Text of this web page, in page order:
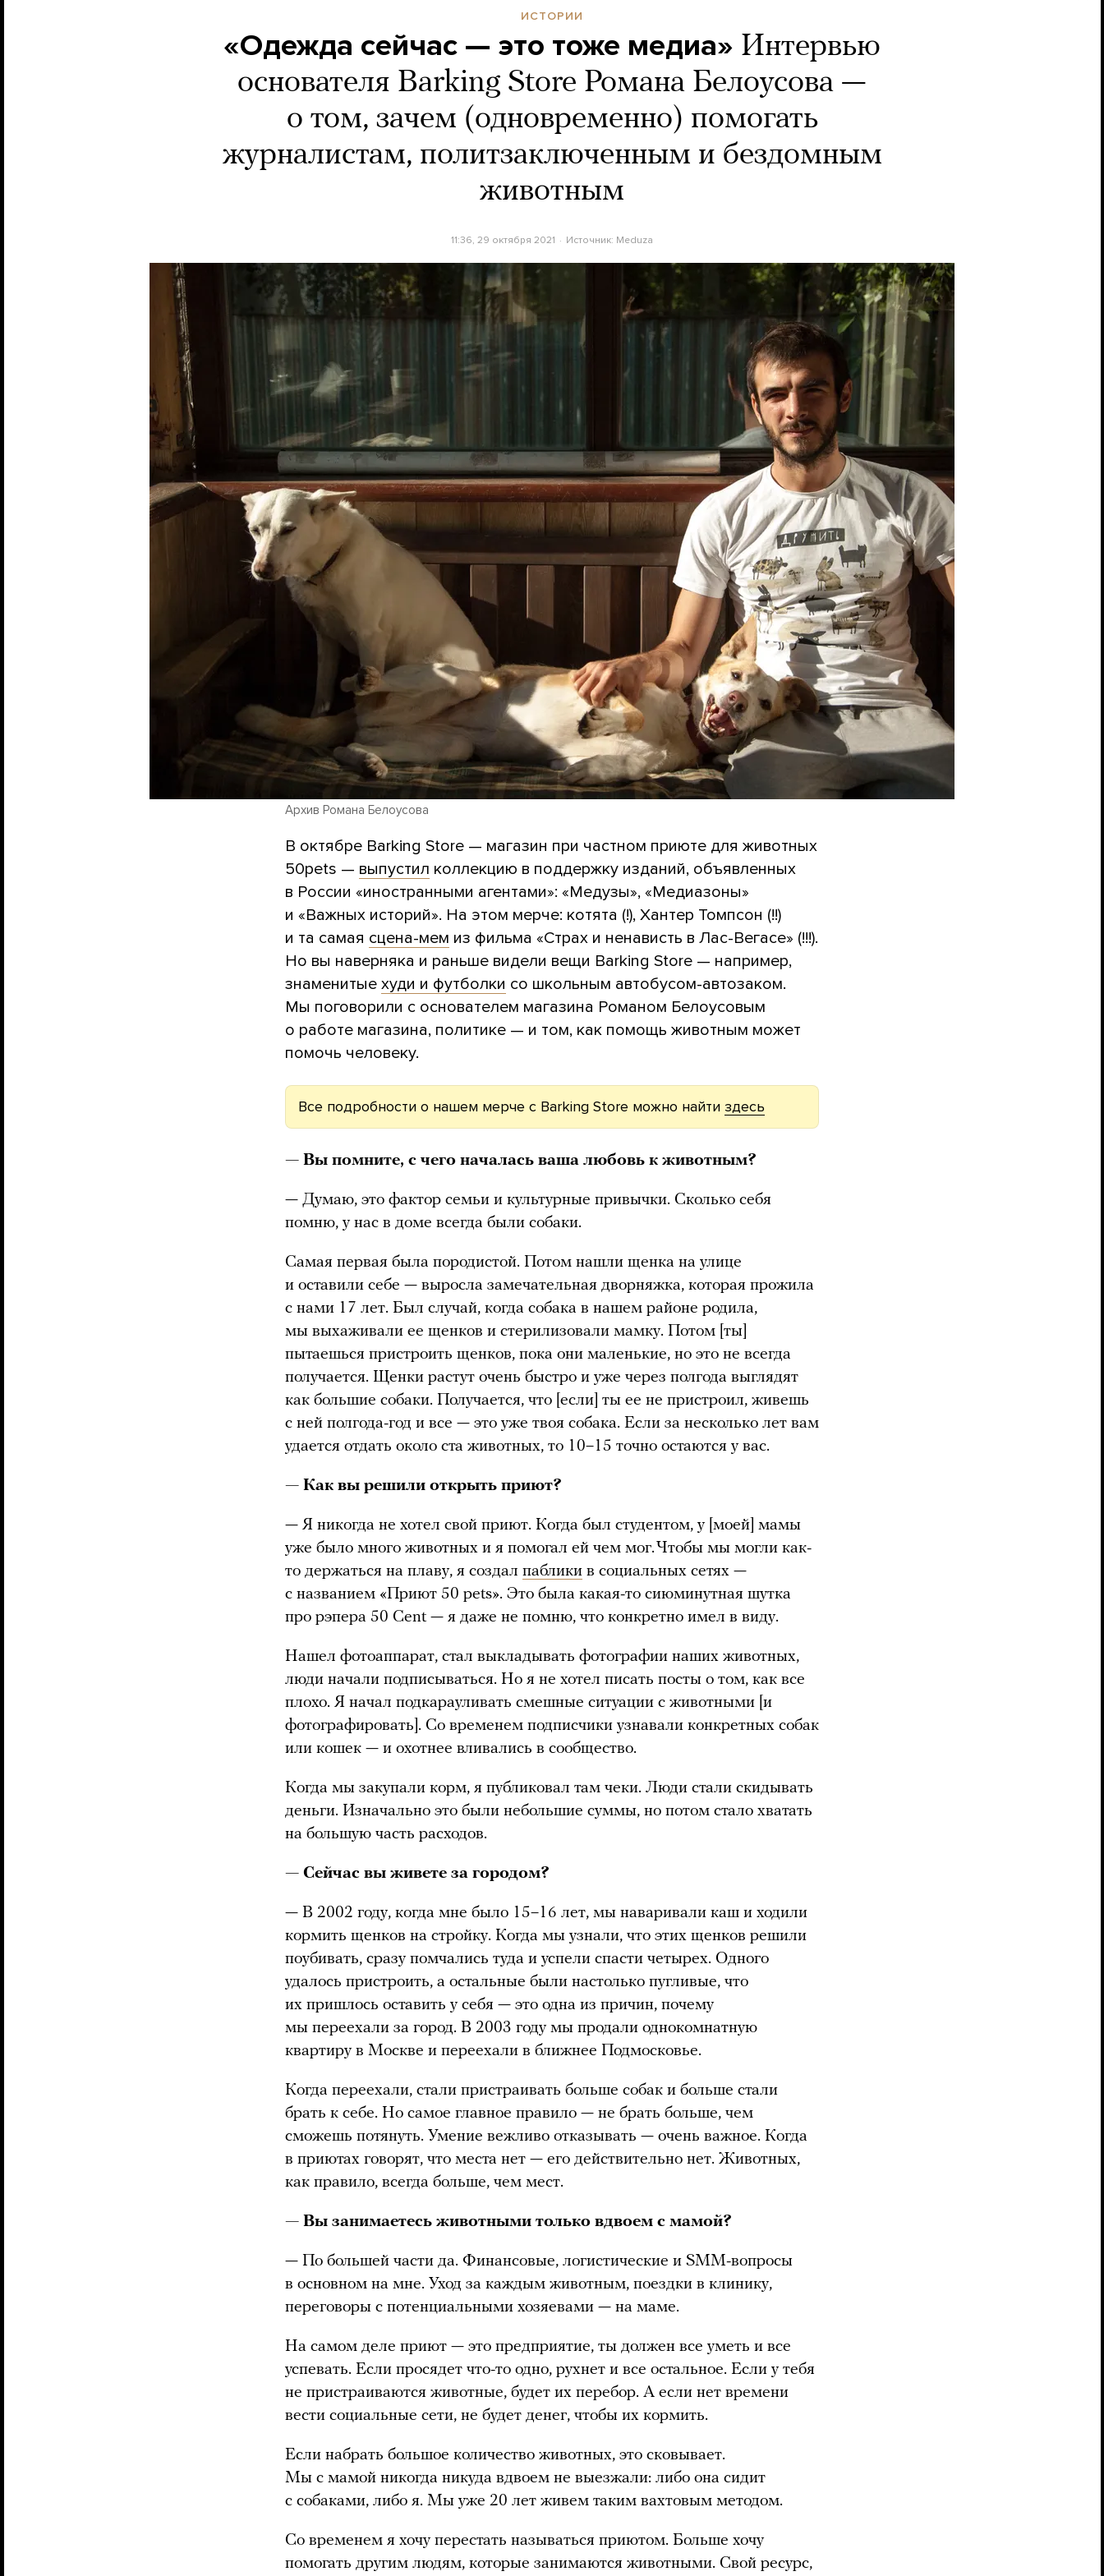
ИСТОРИИ
«Одежда сейчас — это тоже медиа» Интервью
основателя Barking Store Романа Белоусова —
о том, зачем (одновременно) помогать
журналистам, политзаключенным и бездомным
животным
11:36, 29 октября 2021 Источник: Meduza
Архив Романа Белоусова
В октябре Barking Store — магазин при частном приюте для животных
50pets — выпустил коллекцию в поддержку изданий, объявленных
в России «иностранными агентами»: «Медузы», «Медиазоны»
и «Важных историй». На этом мерче: котята (!), Хантер Томпсон (!!)
и та самая сцена-мем из фильма «Страх и ненависть в Лас-Вегасе» (!!!).
Но вы наверняка и раньше видели вещи Barking Store — например,
знаменитые худи и футболки со школьным автобусом-автозаком.
Мы поговорили с основателем магазина Романом Белоусовым
о работе магазина, политике — и том, как помощь животным может
помочь человеку.
Все подробности о нашем мерче с Barking Store можно найти здесь
— Вы помните, с чего началась ваша любовь к животным?
— Думаю, это фактор семьи и культурные привычки. Сколько себя
помню, у нас в доме всегда были собаки.
Самая первая была породистой. Потом нашли щенка на улице
и оставили себе — выросла замечательная дворняжка, которая прожила
с нами 17 лет. Был случай, когда собака в нашем районе родила,
мы выхаживали ее щенков и стерилизовали мамку. Потом [ты]
пытаешься пристроить щенков, пока они маленькие, но это не всегда
получается. Щенки растут очень быстро и уже через полгода выглядят
как большие собаки. Получается, что [если] ты ее не пристроил, живешь
с ней полгода-год и все — это уже твоя собака. Если за несколько лет вам
удается отдать около ста животных, то 10–15 точно остаются у вас.
— Как вы решили открыть приют?
— Я никогда не хотел свой приют. Когда был студентом, у [моей] мамы
уже было много животных и я помогал ей чем мог. Чтобы мы могли как-
то держаться на плаву, я создал паблики в социальных сетях —
с названием «Приют 50 pets». Это была какая-то сиюминутная шутка
про рэпера 50 Cent — я даже не помню, что конкретно имел в виду.
Нашел фотоаппарат, стал выкладывать фотографии наших животных,
люди начали подписываться. Но я не хотел писать посты о том, как все
плохо. Я начал подкарауливать смешные ситуации с животными [и
фотографировать]. Со временем подписчики узнавали конкретных собак
или кошек — и охотнее вливались в сообщество.
Когда мы закупали корм, я публиковал там чеки. Люди стали скидывать
деньги. Изначально это были небольшие суммы, но потом стало хватать
на большую часть расходов.
— Сейчас вы живете за городом?
— В 2002 году, когда мне было 15–16 лет, мы наваривали каш и ходили
кормить щенков на стройку. Когда мы узнали, что этих щенков решили
поубивать, сразу помчались туда и успели спасти четырех. Одного
удалось пристроить, а остальные были настолько пугливые, что
их пришлось оставить у себя — это одна из причин, почему
мы переехали за город. В 2003 году мы продали однокомнатную
квартиру в Москве и переехали в ближнее Подмосковье.
Когда переехали, стали пристраивать больше собак и больше стали
брать к себе. Но самое главное правило — не брать больше, чем
сможешь потянуть. Умение вежливо отказывать — очень важное. Когда
в приютах говорят, что места нет — его действительно нет. Животных,
как правило, всегда больше, чем мест.
— Вы занимаетесь животными только вдвоем с мамой?
— По большей части да. Финансовые, логистические и SMM-вопросы
в основном на мне. Уход за каждым животным, поездки в клинику,
переговоры с потенциальными хозяевами — на маме.
На самом деле приют — это предприятие, ты должен все уметь и все
успевать. Если просядет что-то одно, рухнет и все остальное. Если у тебя
не пристраиваются животные, будет их перебор. А если нет времени
вести социальные сети, не будет денег, чтобы их кормить.
Если набрать большое количество животных, это сковывает.
Мы с мамой никогда никуда вдвоем не выезжали: либо она сидит
с собаками, либо я. Мы уже 20 лет живем таким вахтовым методом.
Со временем я хочу перестать называться приютом. Больше хочу
помогать другим людям, которые занимаются животными. Свой ресурс,